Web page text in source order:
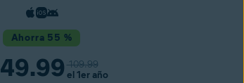
Ahorra 55 %
49.99 109.99
el 1er año